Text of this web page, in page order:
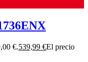
€.539,99 €El precio